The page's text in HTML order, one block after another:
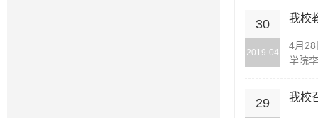
30
2019-04
我校
4月28
学院
29 我校